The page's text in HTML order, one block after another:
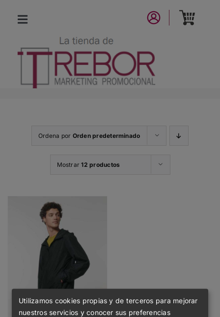
Toggle
Navigation
NUEVA COLECCIÓN
Ordena por Orden predeterminado
Mostrar12 productos
Utilizamos cookies propias y de terceros para mejorar
nuestros servicios y conocer sus preferencias